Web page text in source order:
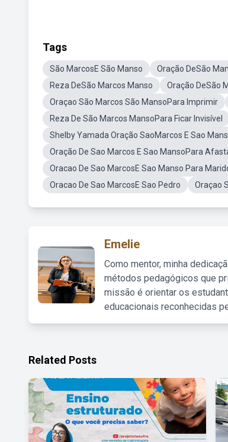
Tags
São MarcosE São Manso Oração DeSão
Reza DeSão Marcos Manso
Oração DeSão
Oraçao São Marcos São MansoPara Imprimir
Reza De São Marcos MansoPara Ficar Invisível
Shelby Yamada Oração SaoMarcos E Sao
Oração De Sao Marcos E Sao MansoPara
Oracao De Sao MarcosE Sao Manso Para
Oracao De Sao MarcosE Sao Pedro
Oraçao
Emelie
Como mentor, minha
métodos pedagógicos que
missão é orientar os
educacionais reconhecidas
Related Posts